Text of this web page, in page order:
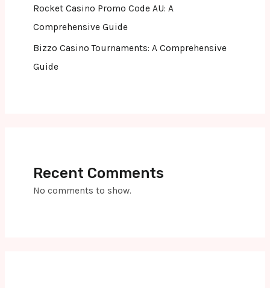
Rocket Casino Promo Code AU: A
Comprehensive Guide
Bizzo Casino Tournaments: A Comprehensive
Guide
Recent Comments
No comments to show.